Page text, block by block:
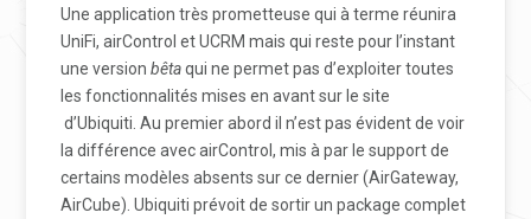
Une application très prometteuse qui à terme réunira
UniFi, airControl et UCRM mais qui reste pour l’instant
une versionbêtaqui ne permet pas d’exploiter toutes
les fonctionnalités mises en avant sur le site
d’Ubiquiti.Au premier abord il n’est pas évident de voir
la différence avec airControl, mis à par le support de
certains modèles absents sur ce dernier (AirGateway,
AirCube).Ubiquiti prévoit de sortir un package complet